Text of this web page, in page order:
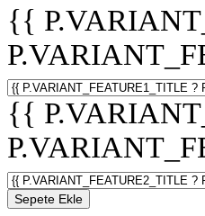
{{
{{
Sepete Ekle